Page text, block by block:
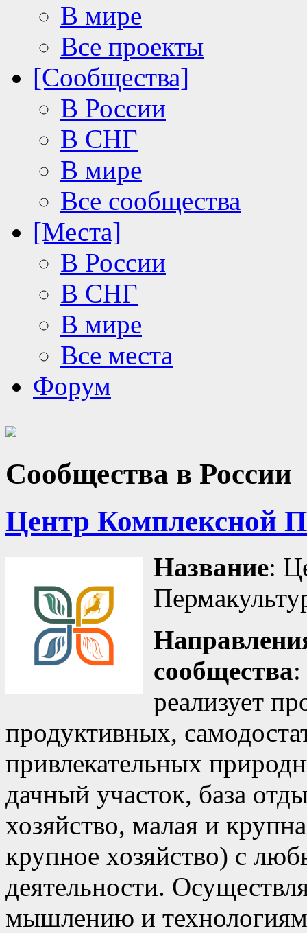
В мире
Все проекты
[Сообщества]
В России
В СНГ
В мире
Все сообщества
[Места]
В России
В СНГ
В мире
Все места
Форум
Сообщества в России
Центр Комплексной
Название:
сообщества
реализует
продуктивных,
привлекательных
дачный участок, база
хозяйство, малая и
крупное хозяйство) с
деятельности.
мышлению и